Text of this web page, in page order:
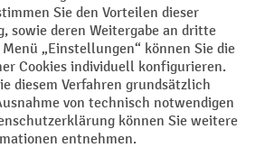
Datenschutz
Settings
zzgl.Versandkostenund ggf.
nicht anders angegeben.
Vorrat reicht. Der Rabatt gilt nicht auf